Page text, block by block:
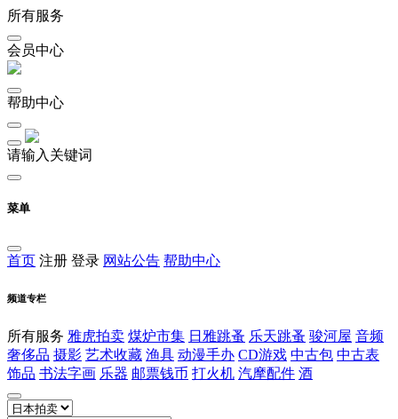
所有服务
会员中心
帮助中心
请输入关键词
菜单
首页 注册 登录 网站公告 帮助中心
频道专栏
所有服务 雅虎拍卖 煤炉市集 日雅跳蚤 乐天跳蚤 骏河屋 音频
奢侈品 摄影 艺术收藏 渔具 动漫手办 CD游戏 中古包 中古表
饰品 书法字画 乐器 邮票钱币 打火机 汽摩配件 酒